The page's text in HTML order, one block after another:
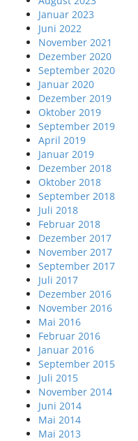
Januar 2023
Juni 2022
November 2021
Dezember 2020
September 2020
Januar 2020
Dezember 2019
Oktober 2019
September 2019
April 2019
Januar 2019
Dezember 2018
Oktober 2018
September 2018
Juli 2018
Februar 2018
Dezember 2017
November 2017
September 2017
Juli 2017
Dezember 2016
November 2016
Mai 2016
Februar 2016
Januar 2016
September 2015
Juli 2015
November 2014
Juni 2014
Mai 2014
Mai 2013